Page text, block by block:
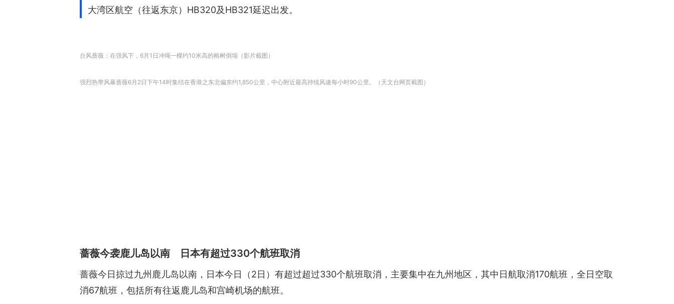
大湾区航空（往返东京）HB320及HB321延迟出发。
台风蔷薇：在强风下，6月1日冲绳一棵约10米高的榕树倒塌（影片截图）
强烈热带风暴蔷薇6月2日下午14时集结在香港之东北偏东约1,850公里，中心附近最高持续风速每小时90公里。（天文台网页截图）
蔷薇今袭鹿儿岛以南 日本有超过330个航班取消
蔷薇今日掠过九州鹿儿岛以南，日本今日（2日）有超过超过330个航班取消，主要集中在九州地区，其中日航取消170航班，全日空取
消67航班，包括所有往返鹿儿岛和宫崎机场的航班。